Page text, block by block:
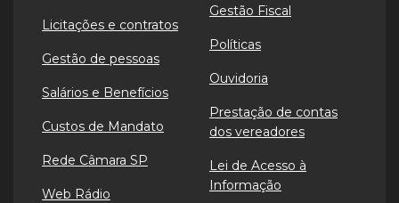
Licitações e contratos
Gestão de pessoas
Salários e Benefícios
Custos de Mandato
Rede Câmara SP
Web Rádio
Gestão Fiscal
Políticas
Ouvidoria
Prestação de contas
dos vereadores
Lei de Acesso à
Informação